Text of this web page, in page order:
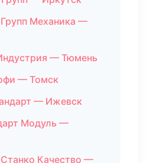
Механика —
— Тюмень
— Томск
— Ижевск
Модуль —
Качество —